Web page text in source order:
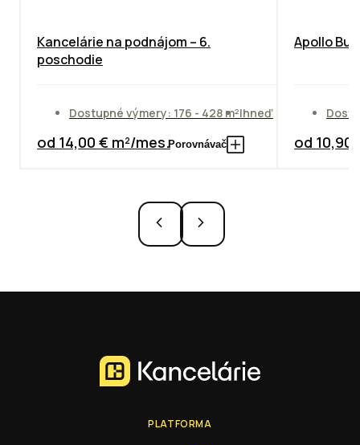
Kancelárie na podnájom – 6.
poschodie
Dostupné výmery: 176 - 428 m²Ihneď
od 14,00 € m²/mes.Porovnávač
Apollo
od 10,90
PLATFORMA